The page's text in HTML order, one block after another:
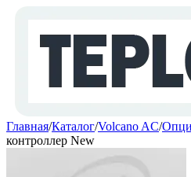
Главная/Каталог/Volcano AC/
контроллер New